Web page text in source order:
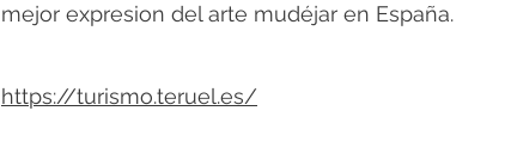
mejor expresion del arte mudéjar en España.
https://turismo.teruel.es/